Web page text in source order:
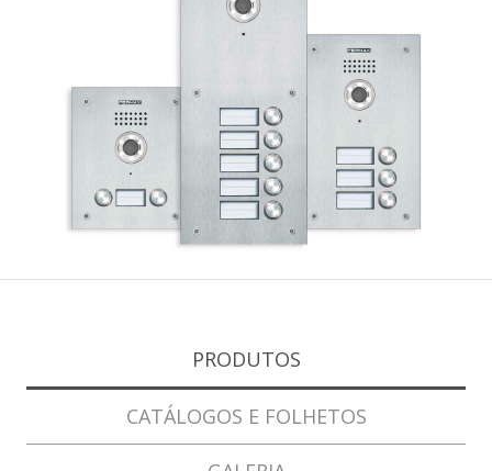
PRODUTOS
CATÁLOGOS E FOLHETOS